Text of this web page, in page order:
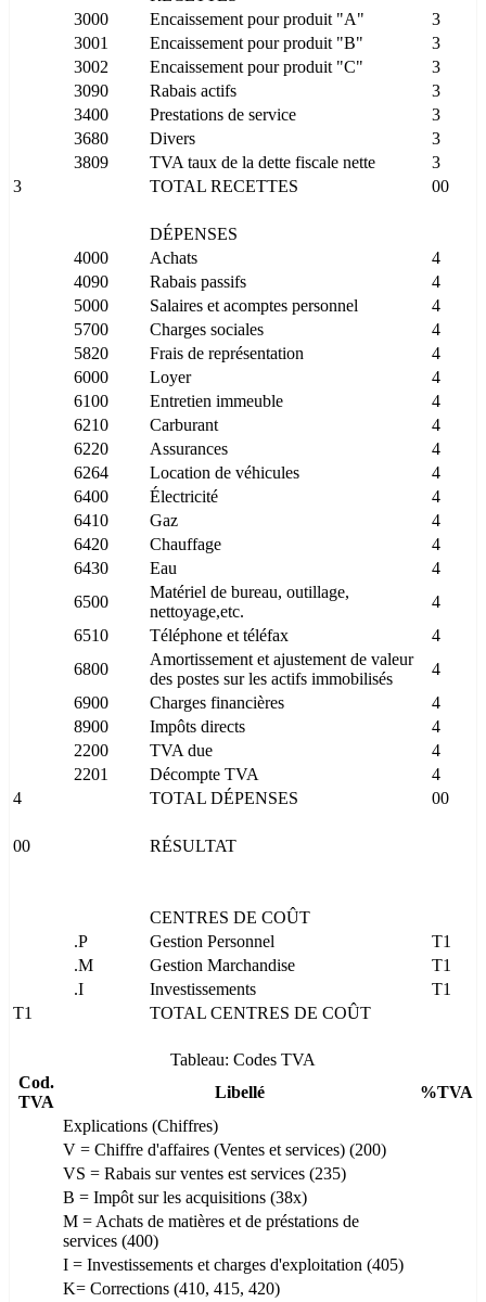
3000
Encaissement pour produit "A"
3
3001
Encaissement pour produit "B"
3
3002
Encaissement pour produit "C"
3
3090
Rabais actifs
3
3400
Prestations de service
3
3680
Divers
3
3809
TVA taux de la dette fiscale nette
3
3
TOTAL RECETTES 00
DÉPENSES
4000
Achats
4
4090
Rabais passifs
4
5000
Salaires et acomptes personnel
4
5700
Charges sociales
4
5820
Frais de représentation
4
6000
Loyer
4
6100
Entretien immeuble
4
6210
Carburant
4
6220
Assurances
4
6264
Location de véhicules
4
6400
Électricité
4
6410
Gaz
4
6420
Chauffage
4
6430
Eau
4
6500
Matériel de bureau, outillage,
nettoyage,etc.
4
6510
Téléphone et téléfax
4
6800
Amortissement et ajustement de valeur
des postes sur les actifs immobilisés
4
6900
Charges financières
4
8900
Impôts directs
4
2200
TVA due
4
2201
Décompte TVA
4
4
TOTAL DÉPENSES 00
00 RÉSULTAT
CENTRES DE COÛT
.P
Gestion Personnel
T1
.M
Gestion Marchandise
T1
.I
Investissements
T1
T1
TOTAL CENTRES DE COÛT
Tableau: Codes TVA
Cod.
TVA
Libellé
%TVA
Explications (Chiffres)
V = Chiffre d'affaires (Ventes et services) (200)
VS = Rabais sur ventes est services (235)
B = Impôt sur les acquisitions (38x)
M = Achats de matières et de préstations de
services (400)
I = Investissements et charges d'exploitation (405)
K= Corrections (410, 415, 420)